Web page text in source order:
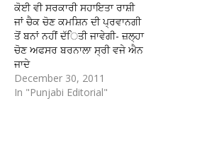
ਕੋਈ ਵੀ ਸਰਕਾਰੀ ਸਹਾਇਤਾ ਰਾਸ਼ੀ
ਜਾਂ ਚੈਕ ਚੋਣ ਕਮਸ਼ਿਨ ਦੀ ਪ੍ਰਵਾਨਗੀ
ਤੋਂ ਬਨਾਂ ਨਹੀਂ ਦੱਿਤੀ ਜਾਵੇਗੀ- ਜ਼ਲ੍ਹਾ
ਚੋਣ ਅਫਸਰ ਬਰਨਾਲਾ ਸ੍ਰੀ ਵਜੇ ਐਨ
ਜਾਦੇ
December 30, 2011
In "Punjabi Editorial"